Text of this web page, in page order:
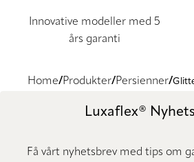
Innovative modeller med 5
års garanti
Home Produkter Persienner
Luxaflex®
Få vårt nyhetsbrev med tips om